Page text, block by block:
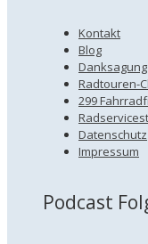
Kontakt
Blog
Danksagung
Radtouren-
299
Datenschutz
Impressum
Podcast